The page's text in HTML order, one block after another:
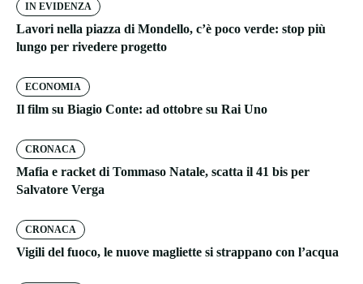
IN EVIDENZA
Lavori nella piazza di Mondello, c’è poco verde: stop più
lungo per rivedere progetto
ECONOMIA
Il film su Biagio Conte: ad ottobre su Rai Uno
CRONACA
Mafia e racket di Tommaso Natale, scatta il 41 bis per
Salvatore Verga
CRONACA
Vigili del fuoco, le nuove magliette si strappano con l’acqua